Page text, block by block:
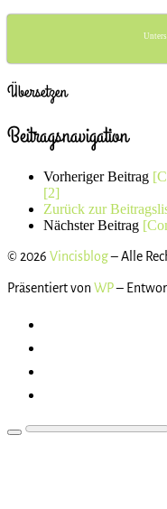
Übersetzen
Beitragsnavigation
Vorheriger Beitrag
[2]
Zurück zur
Nächster Beitrag
© 2026 Vincisblog– Alle
Präsentiert vonWP–